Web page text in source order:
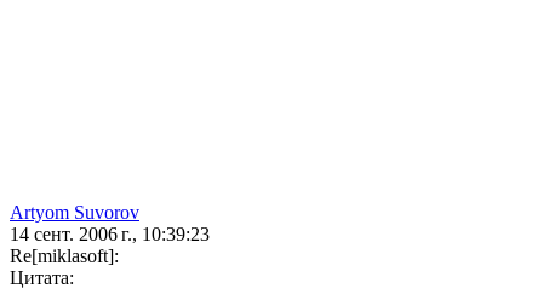
Artyom Suvorov
14 сент. 2006 г., 10:39:23
Re[miklasoft]:
Цитата: